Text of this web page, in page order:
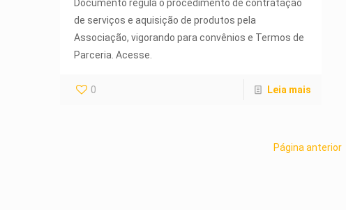
Documento regula o procedimento de contratação
de serviços e aquisição de produtos pela
Associação, vigorando para convênios e Termos de
Parceria. Acesse.
0 Leia mais
Página anterior